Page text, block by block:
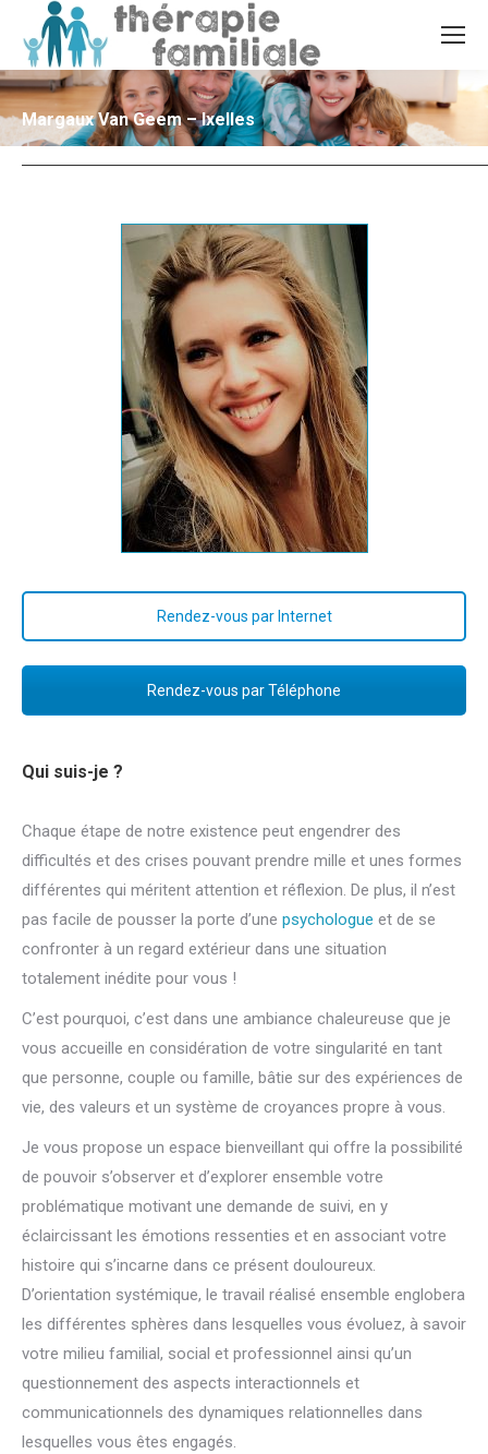
Margaux Van Geem – Ixelles
Qui suis-je ?
Chaque étape de notre existence peut engendrer des
difficultés et des crises pouvant prendre mille et unes formes
différentes qui méritent attention et réflexion. De plus, il n’est
pas facile de pousser la porte d’une psychologue et de se
confronter à un regard extérieur dans une situation
totalement inédite pour vous !
C’est pourquoi, c’est dans une ambiance chaleureuse que je
vous accueille en considération de votre singularité en tant
que personne, couple ou famille, bâtie sur des expériences de
vie, des valeurs et un système de croyances propre à vous.
Je vous propose un espace bienveillant qui offre la possibilité
de pouvoir s’observer et d’explorer ensemble votre
problématique motivant une demande de suivi, en y
éclaircissant les émotions ressenties et en associant votre
histoire qui s’incarne dans ce présent douloureux.
D’orientation systémique, le travail réalisé ensemble englobera
les différentes sphères dans lesquelles vous évoluez, à savoir
votre milieu familial, social et professionnel ainsi qu’un
questionnement des aspects interactionnels et
communicationnels des dynamiques relationnelles dans
lesquelles vous êtes engagés.
Rendez-vous par Internet
Rendez-vous par Téléphone